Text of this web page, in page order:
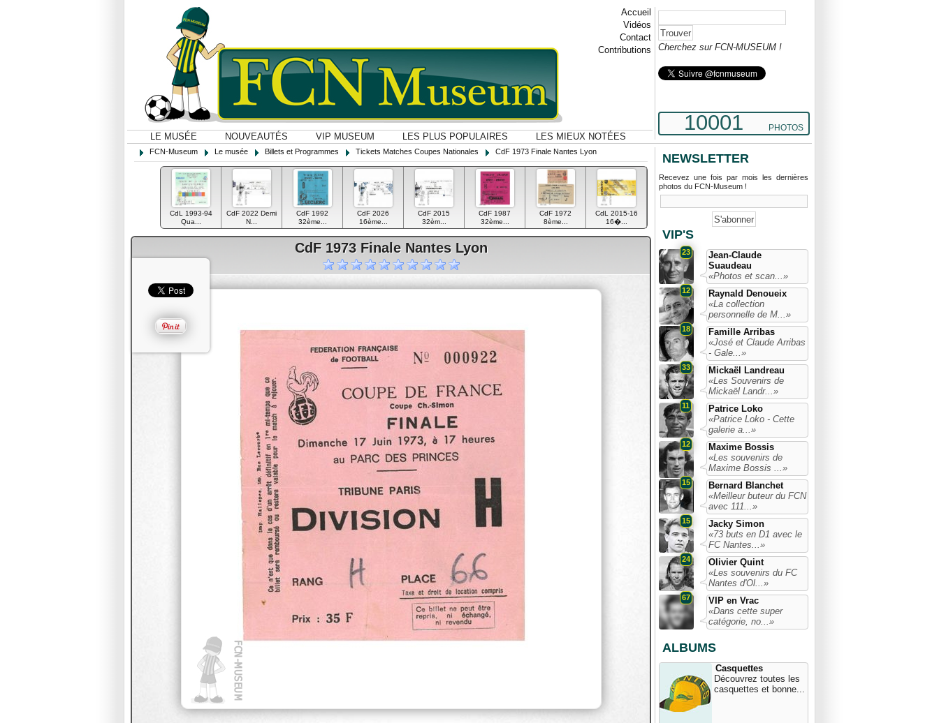
Accueil
Vidéos
Contact
Contributions
LE MUSÉE NOUVEAUTÉS VIP MUSEUM LES PLUS POPULAIRES LES MIEUX NOTÉES
Cherchez sur FCN-MUSEUM !
10001 PHOTOS
FCN-Museum Le musée Billets et Programmes Tickets Matches Coupes Nationales CdF 1973 Finale Nantes Lyon
CdL 1993-94
Qua...
CdF 2022 Demi
N...
CdF 1992
32ème...
CdF 2026
16ème...
CdF 2015
32èm...
CdF 1987
32ème...
CdF 1972
8ème...
CdL 2015-16
16�...
CdF 1973 Finale Nantes Lyon
NEWSLETTER
Recevez une fois par mois les dernières
photos du FCN-Museum !
VIP'S
23
Jean-Claude
Suaudeau
«Photos et scan...»
12
Raynald Denoueix
«La collection
personnelle de M...»
18
Famille Arribas
«José et Claude Arribas
- Gale...»
33
Mickaël Landreau
«Les Souvenirs de
Mickaël Landr...»
11
Patrice Loko
«Patrice Loko - Cette
galerie a...»
12
Maxime Bossis
«Les souvenirs de
Maxime Bossis ...»
15
Bernard Blanchet
«Meilleur buteur du FCN
avec 111...»
15
Jacky Simon
«73 buts en D1 avec le
FC Nantes...»
24
Olivier Quint
«Les souvenirs du FC
Nantes d'Ol...»
67
VIP en Vrac
«Dans cette super
catégorie, no...»
ALBUMS
Casquettes
Découvrez toutes les
casquettes et bonne...